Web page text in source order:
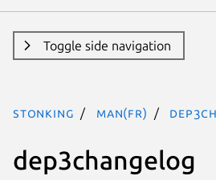
Toggle side navigation
stonking man(fr)
dep3changelog